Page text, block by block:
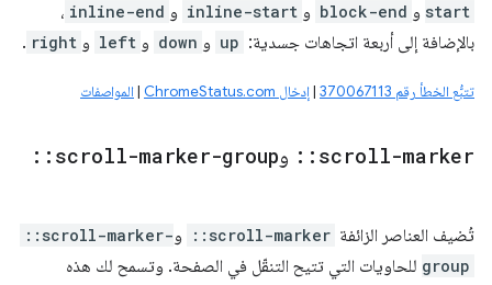
start و block-end و inline-start و inline-end ،
بالإضافة إلى أربعة اتجاهات جسدية: up و down و left و right
.
تتبُّع الخطأ رقم 370067113 |إدخال ChromeStatus.com |المواصفات
:: scroll-marker و :: scroll-marker-group
تُضيف العناصر الزائفة ::scroll-marker و::scroll-marker-
group للحاويات التي تتيح التنقّل في الصفحة. وتسمح لك هذه